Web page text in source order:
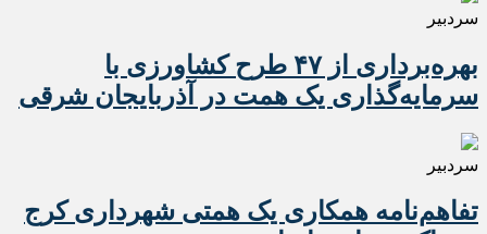
سردبیر
بهره‌برداری از ۴۷ طرح کشاورزی با
سرمایه‌گذاری یک همت در آذربایجان شرقی
سردبیر
تفاهم‌نامه همکاری یک همتی شهرداری کرج